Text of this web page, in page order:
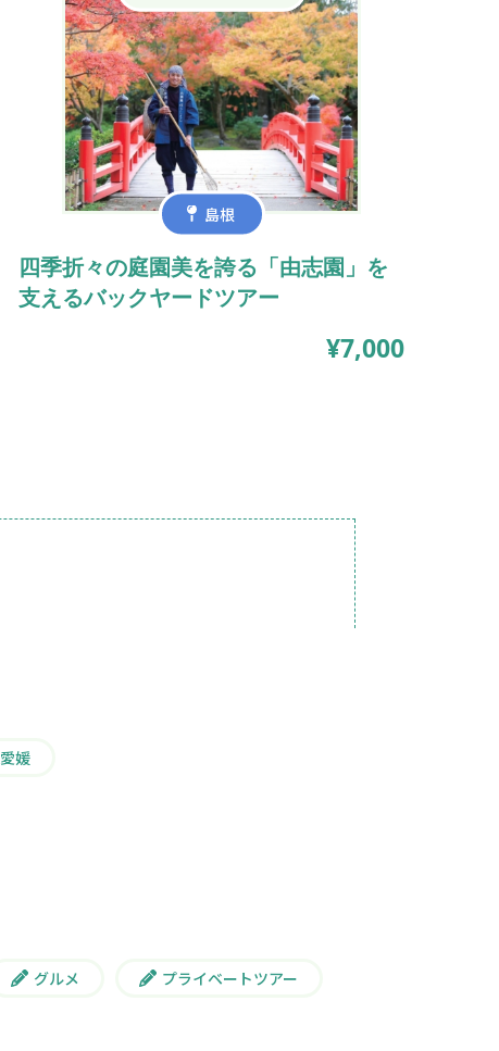
島根
四季折々の庭園美を誇る「由志園」を
支えるバックヤードツアー
¥7,000
愛媛
グルメ プライベートツアー